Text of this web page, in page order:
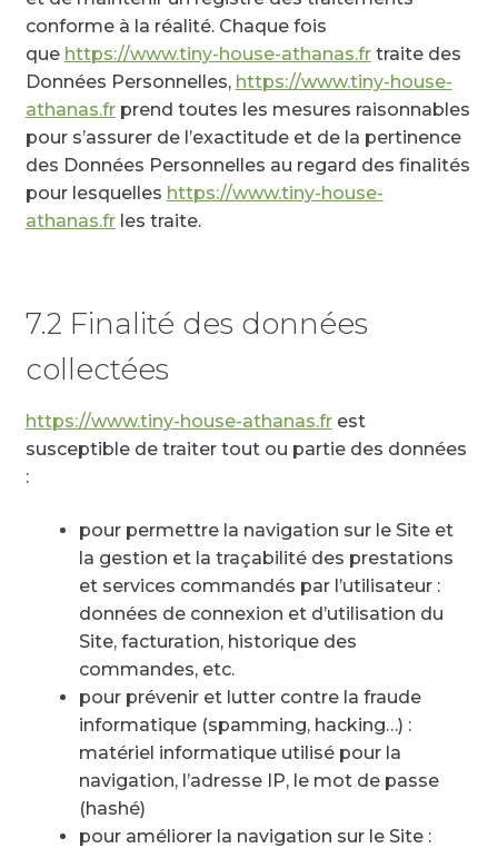
conforme à la réalité. Chaque fois
que https://www.tiny-house-athanas.frtraite des
Données Personnelles, https://www.tiny-house-
athanas.frprend toutes les mesures raisonnables
pour s’assurer de l’exactitude et de la pertinence
des Données Personnelles au regard des finalités
pour lesquelles https://www.tiny-house-
athanas.frles traite.
7.2 Finalité des données
collectées
https://www.tiny-house-athanas.frest
susceptible de traiter tout ou partie des données
:
pour permettre la navigation sur le Site et
la gestion et la traçabilité des prestations
et services commandés par l’utilisateur :
données de connexion et d’utilisation du
Site, facturation, historique des
commandes, etc.
pour prévenir et lutter contre la fraude
informatique (spamming, hacking…) :
matériel informatique utilisé pour la
navigation, l’adresse IP, le mot de passe
(hashé)
pour améliorer la navigation sur le Site :